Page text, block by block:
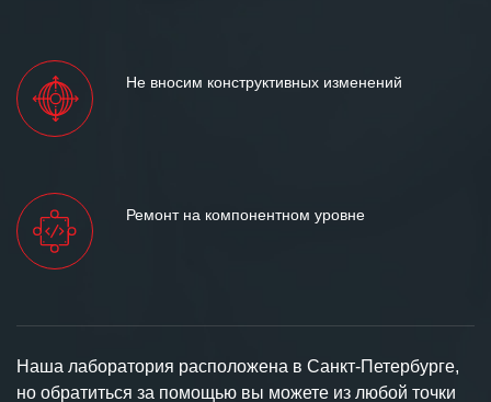
Не вносим конструктивных изменений
Ремонт на компонентном уровне
Наша лаборатория расположена в Санкт-Петербурге,
но обратиться за помощью вы можете из любой точки